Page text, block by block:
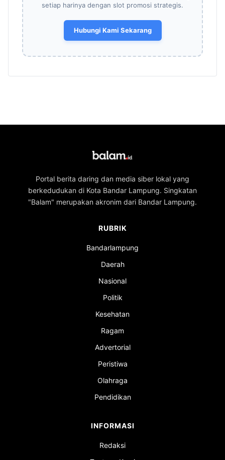
setiap harinya dengan slot promosi strategis.
Hubungi Kami Sekarang
Portal berita daring dan media siber lokal yang
berkedudukan di Kota Bandar Lampung. Singkatan
"Balam" merupakan akronim dari Bandar Lampung.
RUBRIK
Bandarlampung
Daerah
Nasional
Politik
Kesehatan
Ragam
Advertorial
Peristiwa
Olahraga
Pendidikan
INFORMASI
Redaksi